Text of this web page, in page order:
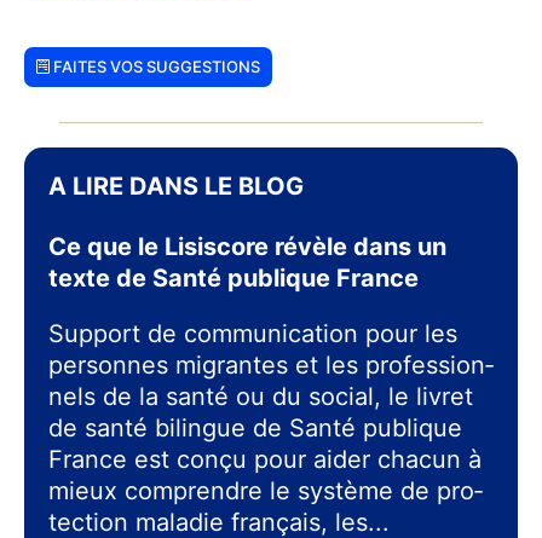
FAITES VOS SUGGESTIONS
A LIRE DANS LE BLOG
Ce que le Lisiscore révèle dans un
texte de Santé publique France
Sup­port de com­mu­ni­ca­tion pour les
per­sonnes migrantes et les pro­fes­sion­
nels de la san­té ou du social, le livret
de san­té bilingue de San­té publique
France est conçu pour aider cha­cun à
mieux com­prendre le sys­tème de pro­
tec­tion mala­die fran­çais, les...